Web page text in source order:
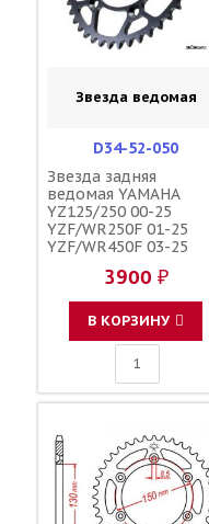
Звезда ведомая
D34-52-050
Звезда задняя
ведомая YAMAHA
YZ125/250 00-25
YZF/WR250F 01-25
YZF/WR450F 03-25
зубов 50 / DRC JTR251
1-3592-50 B2W-25450-
00-00 5TJ-25450-80-00
3900 ₽
В КОРЗИНУ